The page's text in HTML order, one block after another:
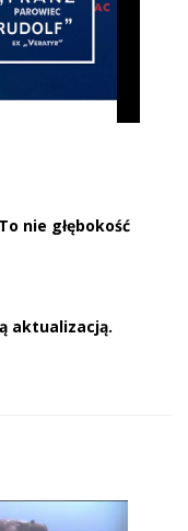
nie głębokość
aktualizacją.